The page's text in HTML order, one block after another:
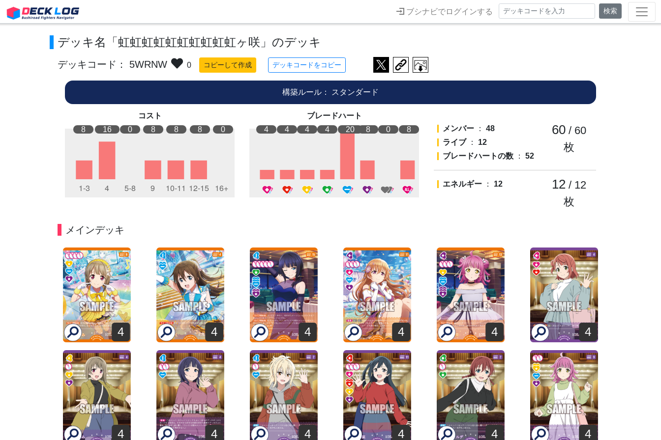
ブシナビでログインする 検索
デッキ名「虹虹虹虹虹虹虹虹虹虹ヶ咲」のデッキ
デッキコード： 5WRNW 0 コピーして作成 デッキコードをコピー
構築ルール： スタンダード
コスト
8
16 0 8 8 8 0
ブレードハート
4
4 4 4 20 8 0 8 メンバー ： 48
ライブ： 12
ブレードハートの数 ： 52
60 / 60
枚
エネルギー ： 12 12 / 12
枚
メインデッキ
4 4 4 4 4 4
4 4 4 4 4 4